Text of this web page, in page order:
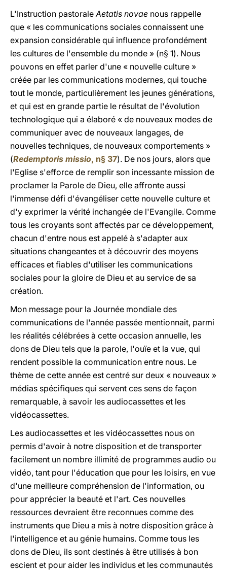
L'Instruction pastoraleAetatis novae nous rappelle
que « les communications sociales connaissent une
expansion considérable qui influence profondément
les cultures de l'ensemble du monde » (n§ 1). Nous
pouvons en effet parler d'une « nouvelle culture »
créée par les communications modernes, qui touche
tout le monde, particulièrement les jeunes générations,
et qui est en grande partie le résultat de l'évolution
technologique qui a élaboré « de nouveaux modes de
communiquer avec de nouveaux langages, de
nouvelles techniques, de nouveaux comportements »
(Redemptoris missio, n§ 37). De nos jours, alors que
l'Eglise s'efforce de remplir son incessante mission de
proclamer la Parole de Dieu, elle affronte aussi
l'immense défi d'évangéliser cette nouvelle culture et
d'y exprimer la vérité inchangée de l'Evangile. Comme
tous les croyants sont affectés par ce développement,
chacun d'entre nous est appelé à s'adapter aux
situations changeantes et à découvrir des moyens
efficaces et fiables d'utiliser les communications
sociales pour la gloire de Dieu et au service de sa
création.
Mon message pour la Journée mondiale des
communications de l'année passée mentionnait, parmi
les réalités célébrées à cette occasion annuelle, les
dons de Dieu tels que la parole, l'ouïe et la vue, qui
rendent possible la communication entre nous. Le
thème de cette année est centré sur deux « nouveaux »
médias spécifiques qui servent ces sens de façon
remarquable, à savoir les audiocassettes et les
vidéocassettes.
Les audiocassettes et les vidéocassettes nous on
permis d'avoir à notre disposition et de transporter
facilement un nombre illimité de programmes audio ou
vidéo, tant pour l'éducation que pour les loisirs, en vue
d'une meilleure compréhension de l'information, ou
pour apprécier la beauté et l'art. Ces nouvelles
ressources devraient être reconnues comme des
instruments que Dieu a mis à notre disposition grâce à
l'intelligence et au génie humains. Comme tous les
dons de Dieu, ils sont destinés à être utilisés à bon
escient et pour aider les individus et les communautés